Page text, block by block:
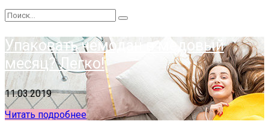
Упаковать чемодан в медовый
месяц? Легко!
11.03.2019
Читать подробнее